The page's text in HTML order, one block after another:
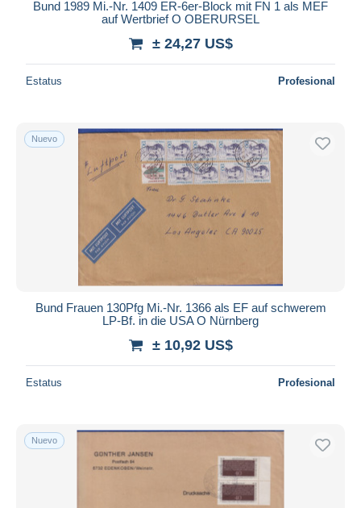
Bund 1989 Mi.-Nr. 1409 ER-6er-Block mit FN 1 als MEF
auf Wertbrief O OBERURSEL
± 24,27 US$
Estatus Profesional
Nuevo
Bund Frauen 130Pfg Mi.-Nr. 1366 als EF auf schwerem
LP-Bf. in die USA O Nürnberg
± 10,92 US$
Estatus Profesional
Nuevo